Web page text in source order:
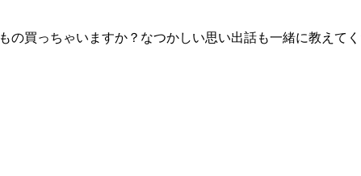
買っちゃいますか？なつかしい思い出話も一緒に教えて